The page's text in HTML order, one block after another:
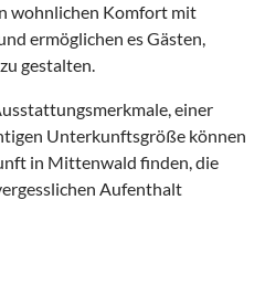
wohnlichen Komfort mit
ermöglichen es Gästen,
gestalten.
einer
Unterkunftsgröße können
in Mittenwald finden, die
Aufenthalt